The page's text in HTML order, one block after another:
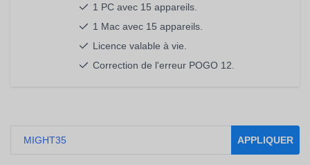
1 PC avec 15 appareils.
1 Mac avec 15 appareils.
Licence valable à vie.
Correction de l'erreur POGO 12.
APPLIQUER